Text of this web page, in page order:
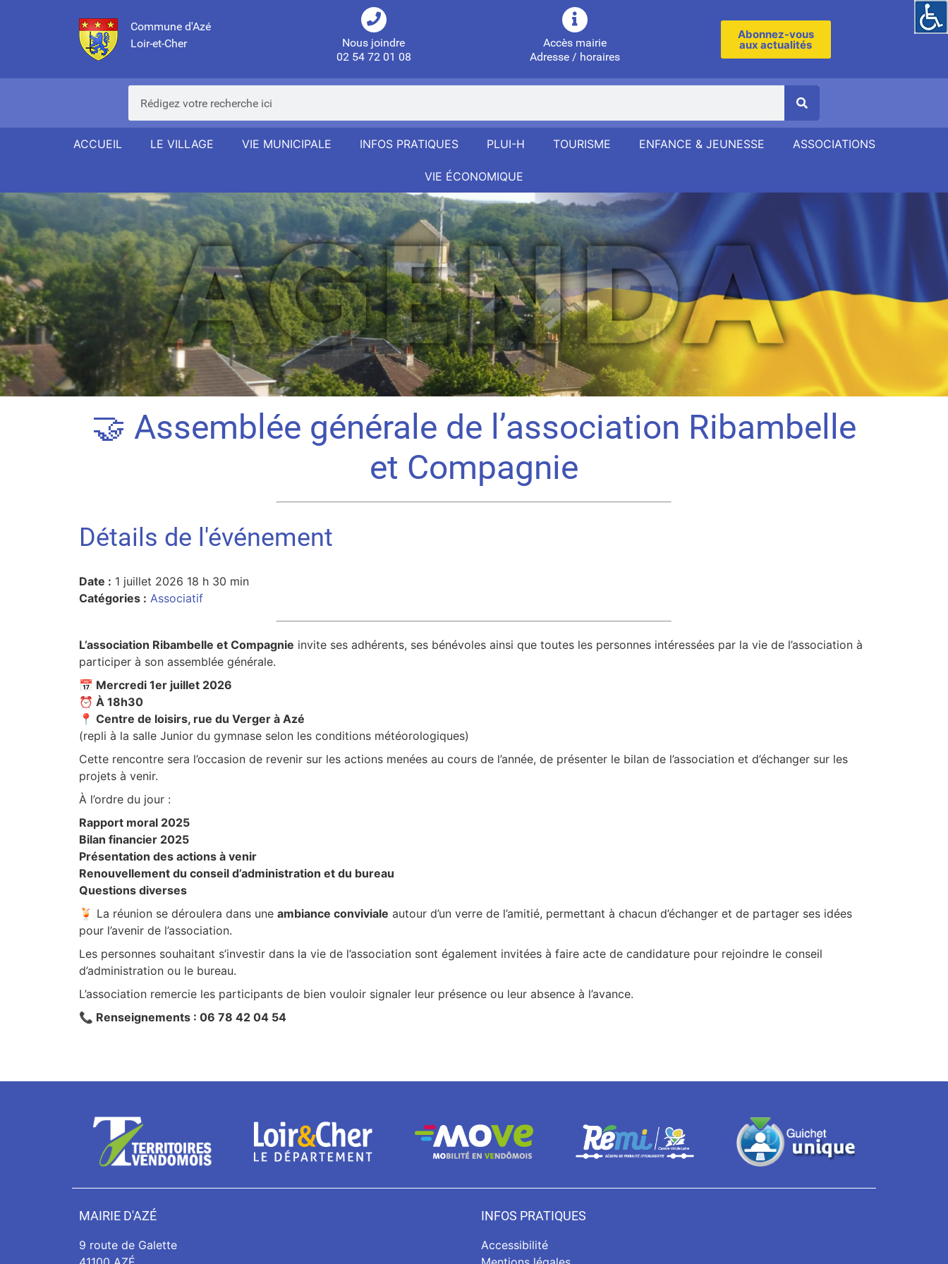
Commune d'Azé
Loir-et-Cher
Nous joindre
02 54 72 01 08
Accès mairie
Adresse / horaires
Abonnez-vous
aux actualités
ACCUEIL LE VILLAGE VIE MUNICIPALE INFOS PRATIQUES PLUI-H TOURISME ENFANCE & JEUNESSE ASSOCIATIONS
VIE ÉCONOMIQUE
🤝 Assemblée générale de l’association Ribambelle
et Compagnie
Détails de l'événement
Date : 1 juillet 2026 18 h 30 min
Catégories : Associatif
L’association Ribambelle et Compagnie invite ses adhérents, ses bénévoles ainsi que toutes les personnes intéressées par la vie de l’association à
participer à son assemblée générale.
📅 Mercredi 1er juillet 2026
⏰ À 18h30
📍 Centre de loisirs, rue du Verger à Azé
(repli à la salle Junior du gymnase selon les conditions météorologiques)
Cette rencontre sera l’occasion de revenir sur les actions menées au cours de l’année, de présenter le bilan de l’association et d’échanger sur les
projets à venir.
À l’ordre du jour :
Rapport moral 2025
Bilan financier 2025
Présentation des actions à venir
Renouvellement du conseil d’administration et du bureau
Questions diverses
🍹 La réunion se déroulera dans une ambiance conviviale autour d’un verre de l’amitié, permettant à chacun d’échanger et de partager ses idées
pour l’avenir de l’association.
Les personnes souhaitant s’investir dans la vie de l’association sont également invitées à faire acte de candidature pour rejoindre le conseil
d’administration ou le bureau.
L’association remercie les participants de bien vouloir signaler leur présence ou leur absence à l’avance.
📞 Renseignements : 06 78 42 04 54
MAIRIE D'AZÉ
9 route de Galette
INFOS PRATIQUES
Accessibilité